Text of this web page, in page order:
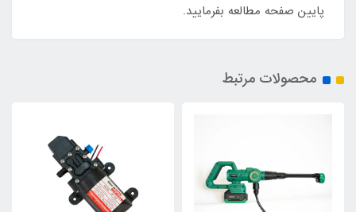
پایین صفحه مطالعه بفرمایید.
محصولات مرتبط